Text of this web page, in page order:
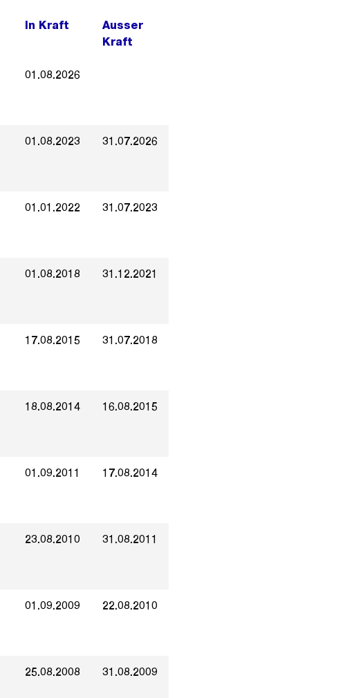
In Kraft
Ausser
Kraft
01.08.2026
01.08.2023 31.07.2026
01.01.2022 31.07.2023
01.08.2018 31.12.2021
17.08.2015 31.07.2018
18.08.2014 16.08.2015
01.09.2011 17.08.2014
23.08.2010 31.08.2011
01.09.2009 22.08.2010
25.08.2008 31.08.2009